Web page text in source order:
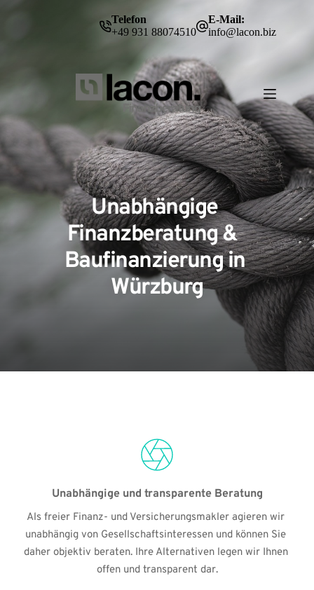
Telefon
+49 931 88074510
E-Mail:
info@lacon.biz
Unabhängige
Finanzberatung &
Baufinanzierung in
Würzburg
Unabhängige und transparente Beratung
Als freier Finanz- und Versicherungsmakler agieren wir
unabhängig von Gesellschaftsinteressen und können Sie
daher objektiv beraten. Ihre Alternativen legen wir Ihnen
offen und transparent dar.